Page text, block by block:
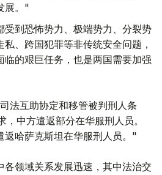
展。"
受到恐怖势力、极端势力、分裂势
、跨国犯罪等非传统安全问题，
临的艰巨任务，也是两国需要加强
法互助协定和移管被判刑人条
中方遣返部分在华服刑人员。
返哈萨克斯坦在华服刑人员。"
各领域关系发展迅速，其中法治交